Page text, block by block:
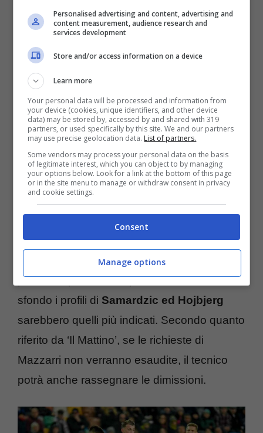
sia per sopperire sul piano numerico, date le
tecnico-qualitativo. A gennaio, per circa un
mese, partiranno per la Coppa D’Africa sia
Victor OsimhencheFrank Andrè Zambo
Anguissa rispettivamente con le nazionali
della Nigeria e del Camerun.
Alla luce di ciò Walter Mazzarri vorrebbe
ricorrere ai ripari, data anche la cessione di
Elmas. Per questa ragione, in attacco, sono
pronti Raspadori e Simeone, mentre a
centrocampo serve un sostituto di Anguissa,
pronto a riportare il Napoli dove merita: sullo
sfondo i profili di Samardzic ed Hojbjerg
sarebbero quelli più indicati. Secondo quanto
riferito da ‘Il Mattino’, se le richieste di
Mazzarri non verranno esaudite, il tecnico
potrà anche rassegnare le dimissioni.
Personalised advertising and content, advertising and
content measurement, audience research and
services development
Store and/or access information on a device
Learn more
Your personal data will be processed and information from
your device (cookies, unique identifiers, and other device
data) may be stored by, accessed by and shared with 319
partners, or used specifically by this site. We and our partners
may use precise geolocation data. List of partners.
Some vendors may process your personal data on the basis
of legitimate interest, which you can object to by managing
your options below. Look for a link at the bottom of this page
or in the site menu to manage or withdraw consent in privacy
and cookie settings.
Consent
Manage options